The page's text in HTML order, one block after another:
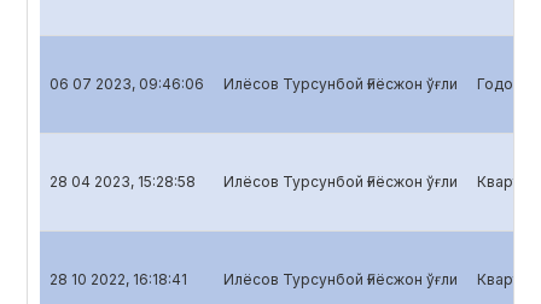
06 07 2023, 09:46:06 Илёсов Турсунбой Ғиёсжон ўғли
28 04 2023, 15:28:58 Илёсов Турсунбой Ғиёсжон ўғли
28 10 2022, 16:18:41 Илёсов Турсунбой Ғиёсжон ўғли